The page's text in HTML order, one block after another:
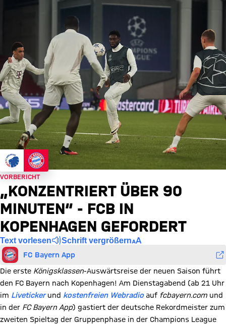
VORBERICHT
„KONZENTRIERT ÜBER 90
MINUTEN“ - FCB IN
KOPENHAGEN GEFORDERT
Text vorlesen Schrift vergrößern
FC Bayern App
Die erste Königsklassen-Auswärtsreise der neuen Saison führt
den FC Bayern nach Kopenhagen! Am Dienstagabend (ab 21 Uhr
im Livetickerund kostenfreien Webradioauf fcbayern.com und
in der FC Bayern App) gastiert der deutsche Rekordmeister zum
zweiten Spieltag der Gruppenphase in der Champions League